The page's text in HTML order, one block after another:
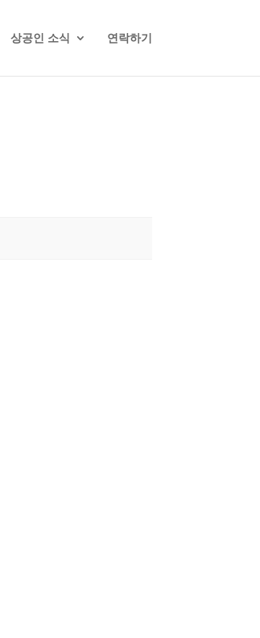
상공인 소식 연락하기